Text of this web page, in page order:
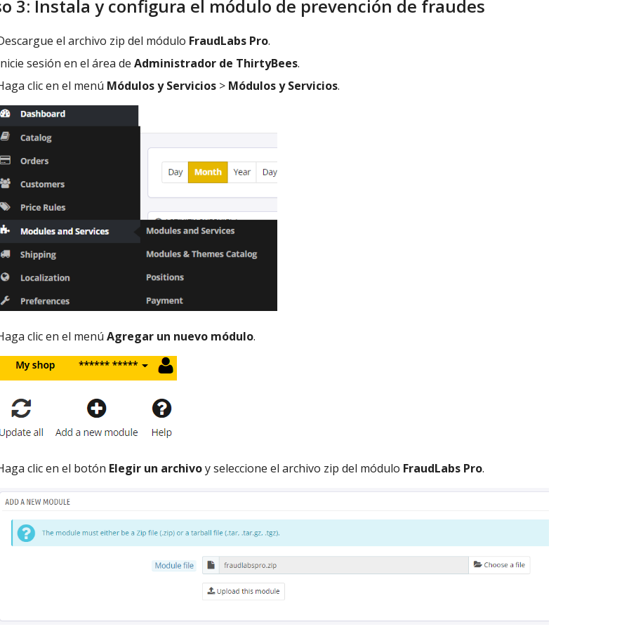
3: Instala y configura el módulo de prevención de fraudes
el archivo zip del módulo FraudLabs Pro.
sesión en el área de Administrador de ThirtyBees.
clic en el menú Módulos y Servicios > Módulos y Servicios.
clic en el menú Agregar un nuevo módulo.
clic en el botón Elegir un archivoy seleccione el archivo zip del módulo FraudLabs Pro.